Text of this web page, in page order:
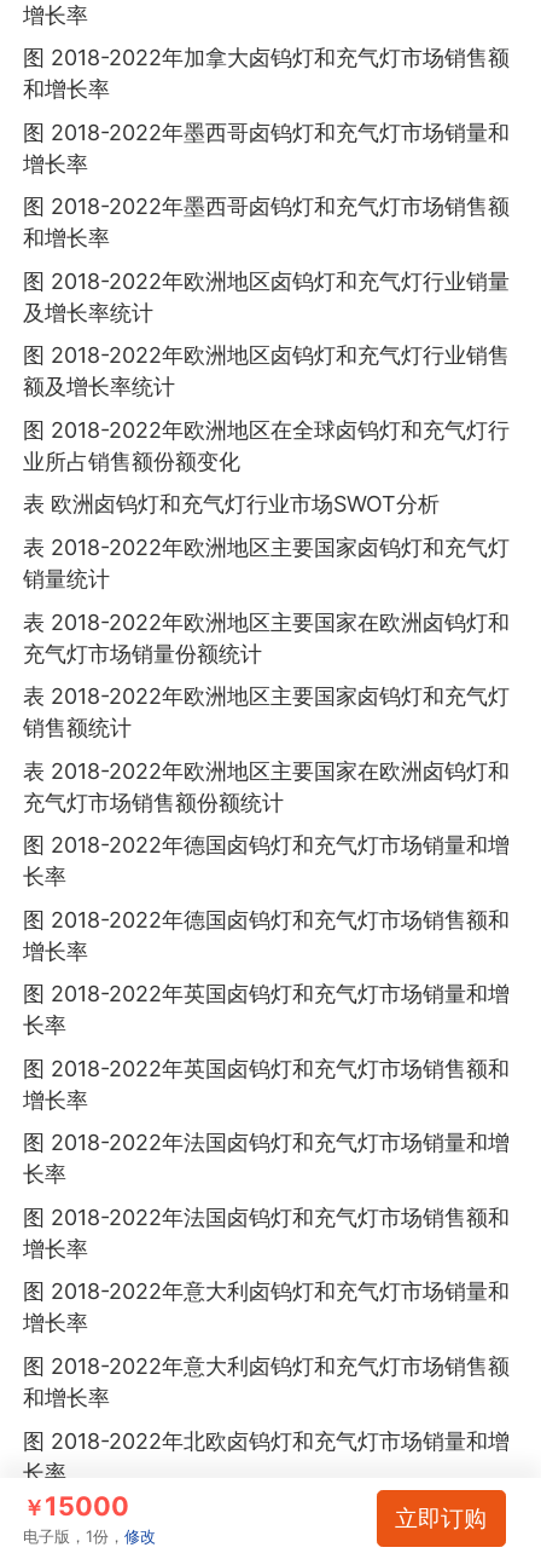
增长率
图 2018-2022年加拿大卤钨灯和充气灯市场销售额
和增长率
图 2018-2022年墨西哥卤钨灯和充气灯市场销量和
增长率
图 2018-2022年墨西哥卤钨灯和充气灯市场销售额
和增长率
图 2018-2022年欧洲地区卤钨灯和充气灯行业销量
及增长率统计
图 2018-2022年欧洲地区卤钨灯和充气灯行业销售
额及增长率统计
图 2018-2022年欧洲地区在全球卤钨灯和充气灯行
业所占销售额份额变化
表 欧洲卤钨灯和充气灯行业市场SWOT分析
表 2018-2022年欧洲地区主要国家卤钨灯和充气灯
销量统计
表 2018-2022年欧洲地区主要国家在欧洲卤钨灯和
充气灯市场销量份额统计
表 2018-2022年欧洲地区主要国家卤钨灯和充气灯
销售额统计
表 2018-2022年欧洲地区主要国家在欧洲卤钨灯和
充气灯市场销售额份额统计
图 2018-2022年德国卤钨灯和充气灯市场销量和增
长率
图 2018-2022年德国卤钨灯和充气灯市场销售额和
增长率
图 2018-2022年英国卤钨灯和充气灯市场销量和增
长率
图 2018-2022年英国卤钨灯和充气灯市场销售额和
增长率
图 2018-2022年法国卤钨灯和充气灯市场销量和增
长率
图 2018-2022年法国卤钨灯和充气灯市场销售额和
增长率
图 2018-2022年意大利卤钨灯和充气灯市场销量和
增长率
图 2018-2022年意大利卤钨灯和充气灯市场销售额
和增长率
图 2018-2022年北欧卤钨灯和充气灯市场销量和增
长率
图 2018-2022年北欧卤钨灯和充气灯市场销售额和
增长率
￥15000
电子版，1份，修改
立即订购